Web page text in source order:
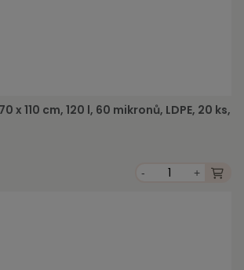
x 110 cm, 120 l, 60 mikronů, LDPE, 20 ks,
- +